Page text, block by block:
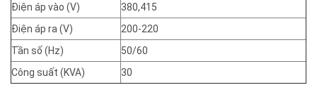
Điện áp vào (V)
380,415
Điện áp ra (V)
200-220
Tần số (Hz)
50/60
Công suất (KVA)
30